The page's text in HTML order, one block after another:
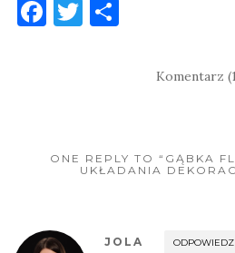
F
o
T
Komentarz
ONE REPLY TO “GĄBKA
UKŁADANIA
JOLA ODPOWIEDZ